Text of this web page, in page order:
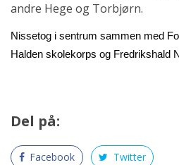
andre Hege og Torbjørn.
Nissetog i sentrum sammen med
Halden skolekorps og Fredrikshald
Del på:
Facebook Twitter